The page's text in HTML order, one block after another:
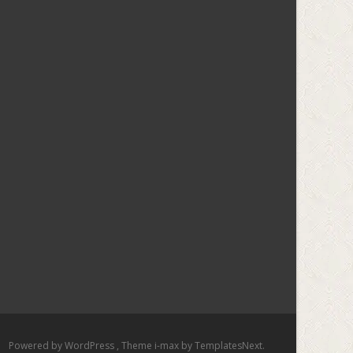
Powered by WordPress , Theme i-max by TemplatesNext.